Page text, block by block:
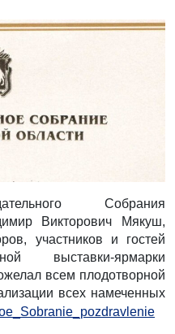
Собрания
Викторович Мякуш,
участников и гостей
выставки-ярмарки
всем плодотворной
всех намеченных